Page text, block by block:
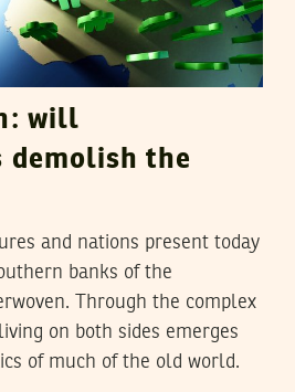
will
demolish the
and nations present today
banks of the
Through the complex
on both sides emerges
of much of the old world.